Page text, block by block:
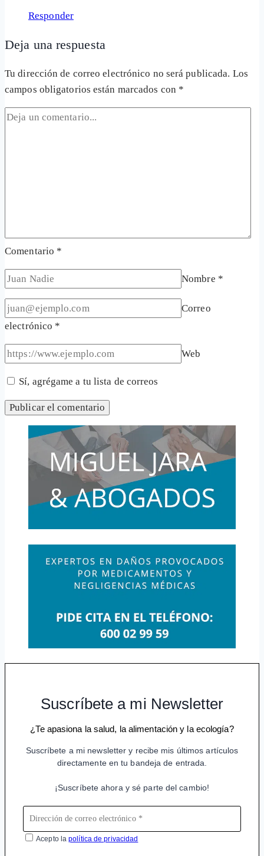
Responder
Deja una respuesta
Tu dirección de correo electrónico no será publicada. Los
campos obligatorios están marcados con *
Comentario *
Nombre *
Correo
electrónico *
Web
Sí, agrégame a tu lista de correos
Suscríbete a mi Newsletter
¿Te apasiona la salud, la alimentación y la ecología?
Suscríbete a mi newsletter y recibe mis últimos artículos
directamente en tu bandeja de entrada.
¡Suscríbete ahora y sé parte del cambio!
Acepto lapolítica de privacidad